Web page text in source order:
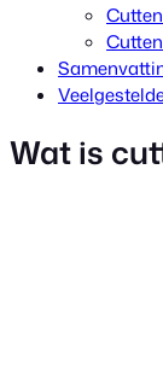
Wat is